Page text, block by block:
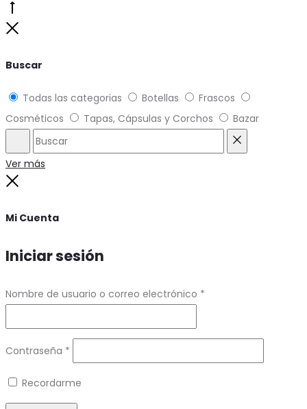
Buscar
Todas las categorias Botellas
Frascos
Cosméticos
Tapas, Cápsulas y Corchos Bazar
Buscar
Ver más
Mi Cuenta
Iniciar sesión
Nombre de usuario o correo electrónico *
Contraseña *
Recordarme